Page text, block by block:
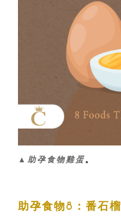
▲助孕食物雞蛋。
助孕食物8：番石榴